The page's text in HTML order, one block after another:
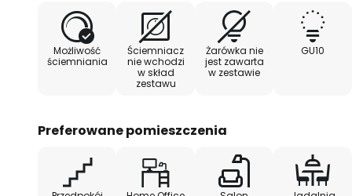
Możliwość
ściemniania
Ściemniacz
nie wchodzi
w skład
zestawu
Żarówka nie
jest zawarta
w zestawie
GU10
Preferowane pomieszczenia